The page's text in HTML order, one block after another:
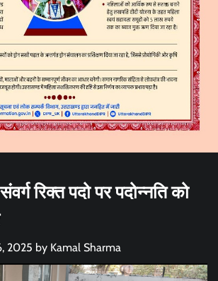
रिक्त पदो पर पदोन्नति को
2025 by Kamal Sharma